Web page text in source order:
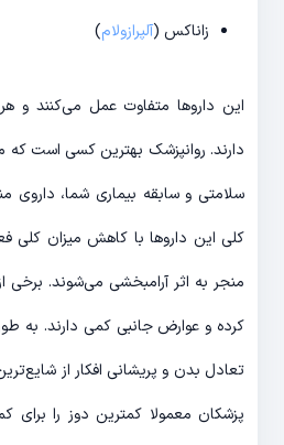
زاناکس (آلپرازولام)
این داروها متفاوت عمل می‌کنند و
دارند. روانپزشک بهترین کسی است که
سلامتی و سابقه بیماری شما، داروی
کلی این داروها با کاهش میزان کلی
منجر به اثر آرامبخشی می‌شوند. برخی
کرده و عوارض جانبی کمی دارند. به
تعادل بدن و پریشانی افکار از
پزشکان معمولا کمترین دوز را